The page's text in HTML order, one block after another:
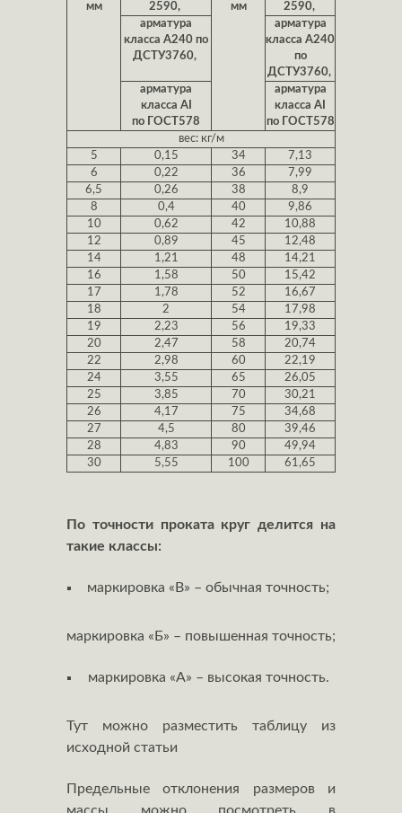
мм
2590,
мм
2590,
арматура
класса А240 по
ДСТУ3760,
арматура
класса А240
по
ДСТУ3760,
арматура
класса АI
по ГОСТ578
арматура
класса АI
по ГОСТ578
вес: кг/м
5
0,15 34
7,13
6
0,22 36
7,99
6,5
0,26 38
8,9
8
0,4 40
9,86
10
0,62 42
10,88
12
0,89 45
12,48
14
1,21 48
14,21
16
1,58 50
15,42
17
1,78 52
16,67
18
2 54
17,98
19
2,23 56
19,33
20
2,47 58
20,74
22
2,98 60
22,19
24
3,55 65
26,05
25
3,85 70
30,21
26
4,17 75
34,68
27
4,5 80
39,46
28
4,83 90
49,94
30
5,55 100 61,65
По точности проката круг делится на
такие классы:
маркировка «В» – обычная точность;
маркировка «Б» – повышенная точность;
маркировка «А» – высокая точность.
Тут можно разместить таблицу из
исходной статьи
Предельные отклонения размеров и